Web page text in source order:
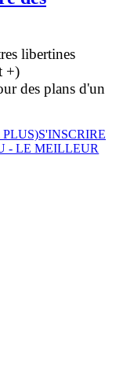
libertines
+)
des plans d'un
PLUS)S'INSCRIRE
- LE MEILLEUR